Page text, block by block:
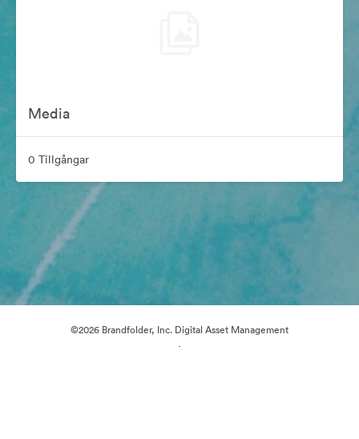
Media
0 Tillgångar
©2026 Brandfolder, Inc. Digital Asset Management
·